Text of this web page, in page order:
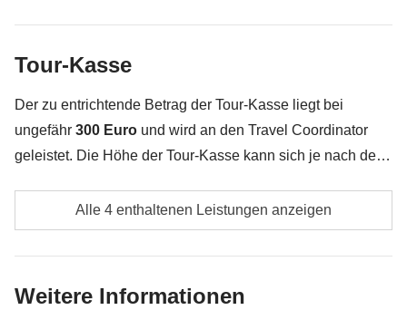
unterbringen kannst :)
Alles, was nicht unter „Was ist inbegriffen“ erwähnt
Tour-Kasse
Der zu entrichtende Betrag der Tour-Kasse liegt bei
ungefähr 300 Euro und wird an den Travel Coordinator
geleistet. Die Höhe der Tour-Kasse kann sich je nach der
Das überschüssige Geld (falls vorhanden) wird am Ende
der Reise zurückgegeben.
Öffentliche Verkehrsmittel
Alle 4 enthaltenen Leistungen anzeigen
Weitere Informationen